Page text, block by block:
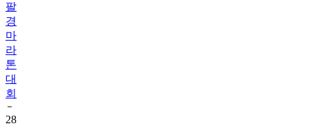
팔
경
마
라
톤
대
회
28